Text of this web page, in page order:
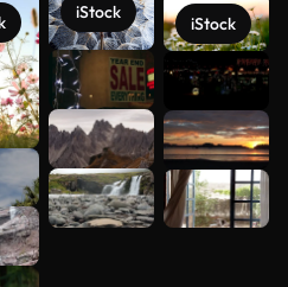
iStock
iStock
Ver más